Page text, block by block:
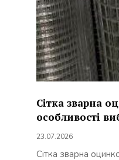
Сітка зварна
особливості
23.07.2026
Сітка зварна